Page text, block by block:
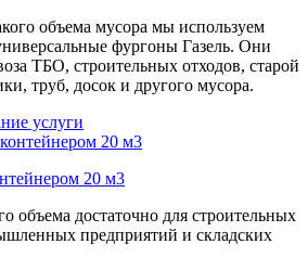
объема мусора мы используем
фургоны Газель. Они
ТБО, строительных отходов, старой
труб, досок и другого мусора.
услуги
20 м3
объема достаточно для строительных
предприятий и складских